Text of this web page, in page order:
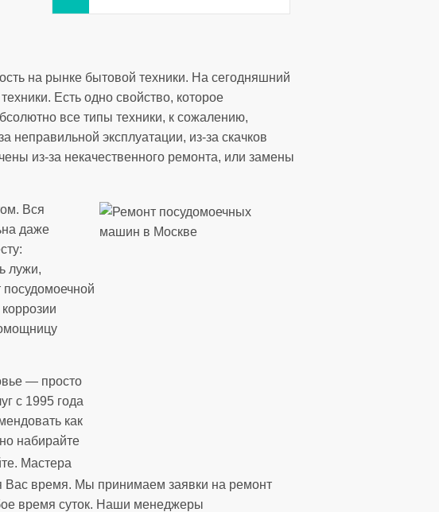
на рынке бытовой техники. На сегодняшний
Есть одно свойство, которое
все типы техники, к сожалению,
неправильной эксплуатации, из-за скачков
из-за некачественного ремонта, или замены
Вся
даже
лужи,
посудомоечной
— просто
с 1995 года
как
набирайте
Мастера
время. Мы принимаем заявки на ремонт
время суток. Наши менеджеры